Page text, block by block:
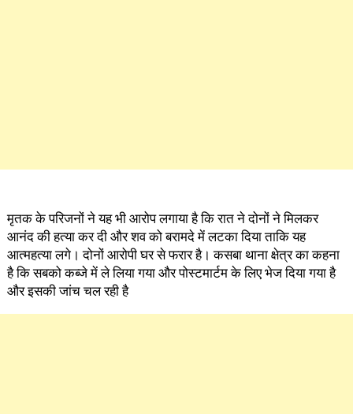
मृतक के परिजनों ने यह भी आरोप लगाया है कि रात ने दोनों ने मिलकर
आनंद की हत्या कर दी और शव को बरामदे में लटका दिया ताकि यह
आत्महत्या लगे। दोनों आरोपी घर से फरार है। कसबा थाना क्षेत्र का कहना
है कि सबको कब्जे में ले लिया गया और पोस्टमार्टम के लिए भेज दिया गया है
और इसकी जांच चल रही है